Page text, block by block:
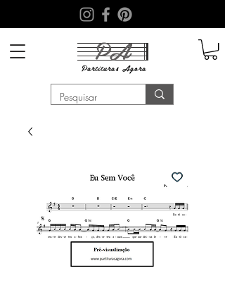
PA
Partituras Agora